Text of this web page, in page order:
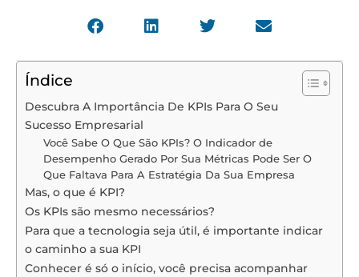
Índice
Descubra A Importância De KPIs Para O Seu
Sucesso Empresarial
Você Sabe O Que São KPIs? O Indicador de
Desempenho Gerado Por Sua Métricas Pode Ser O
Que Faltava Para A Estratégia Da Sua Empresa
Mas, o que é KPI?
Os KPIs são mesmo necessários?
Para que a tecnologia seja útil, é importante indicar
o caminho a sua KPI
Conhecer é só o início, você precisa acompanhar